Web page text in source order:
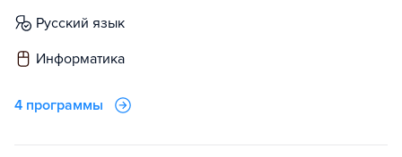
русский язык
информатика
4 программы